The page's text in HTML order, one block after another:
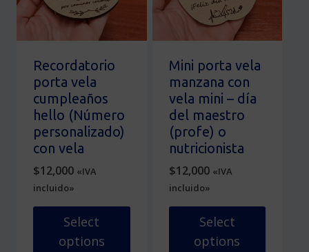
pueden
elegir
en
la
página
de
producto
pueden
elegir
en
la
página
de
producto
Recordatorio
porta vela
cumpleaños
hello (Número
personalizado)
con vela
$12,000 «IVA
incluido»
Select
options
Mini porta vela
manzana con
vela mini – día
del maestro
(profe) o
nutricionista
$12,000 «IVA
incluido»
Select
options